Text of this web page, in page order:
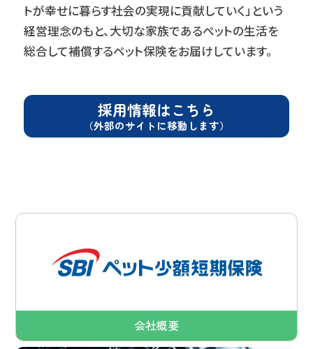
トが幸せに暮らす社会の実現に貢献していく」という
経営理念のもと、大切な家族であるペットの生活を
総合して補償するペット保険をお届けしています。
採用情報はこちら
（外部のサイトに移動します）
会社概要